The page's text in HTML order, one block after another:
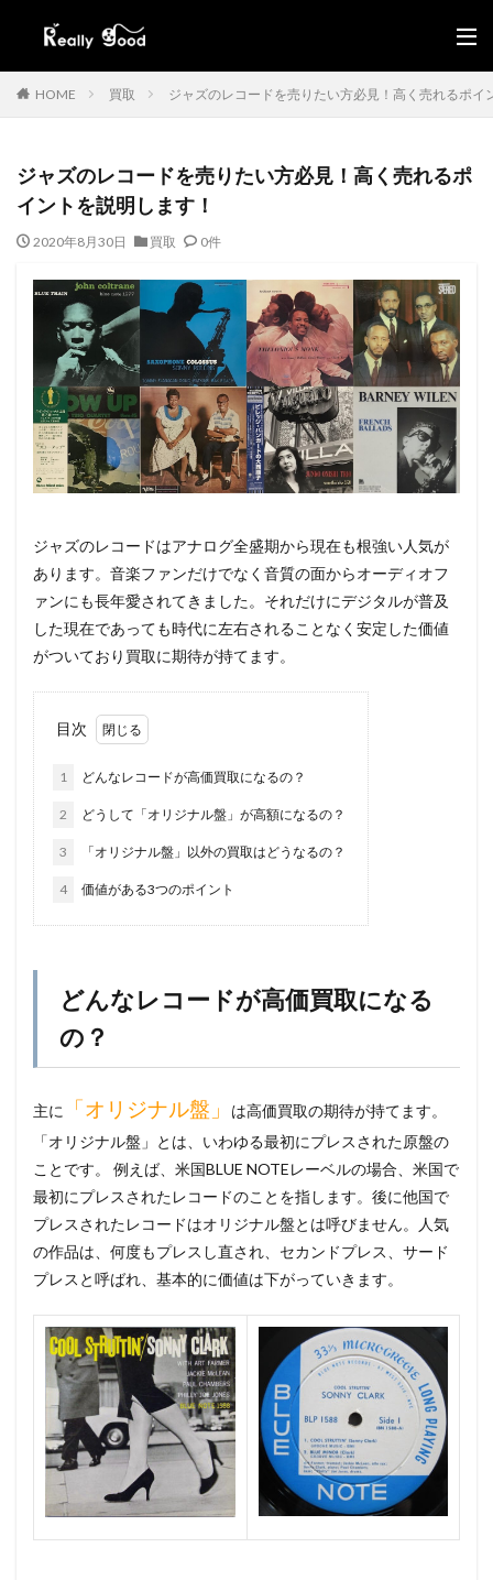
HOME 買取 ジャズのレコードを売りたい方必見！高く売れるポイ
ジャズのレコードを売りたい方必見！高く売れるポ
イントを説明します！
2020年8月30日 買取 0件
ジャズのレコードはアナログ全盛期から現在も根強い人気が
あります。音楽ファンだけでなく音質の面からオーディオフ
ァンにも長年愛されてきました。それだけにデジタルが普及
した現在であっても時代に左右されることなく安定した価値
がついており買取に期待が持てます。
目次
1 どんなレコードが高価買取になるの？
2 どうして「オリジナル盤」が高額になるの？
3 「オリジナル盤」以外の買取はどうなるの？
4 価値がある3つのポイント
どんなレコードが高価買取になる
の？
主に 「オリジナル盤」
は高価買取の期待が持てます。
「オリジナル盤」とは、いわゆる最初にプレスされた原盤の
ことです。 例えば、米国BLUE NOTEレーベルの場合、米国で
最初にプレスされたレコードのことを指します。後に他国で
プレスされたレコードはオリジナル盤とは呼びません。人気
の作品は、何度もプレスし直され、セカンドプレス、サード
プレスと呼ばれ、基本的に価値は下がっていきます。